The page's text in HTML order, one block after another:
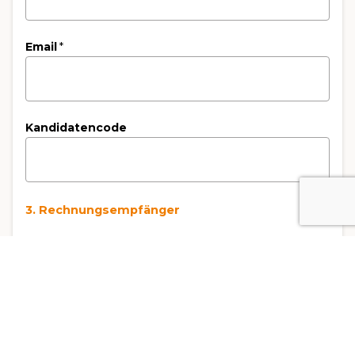
Email *
Kandidatencode
3. Rechnungsempfänger